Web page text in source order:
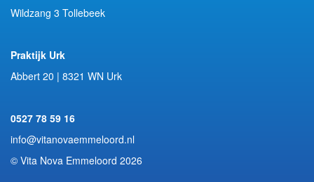
Wildzang 3 Tollebeek
Praktijk Urk
Abbert 20 | 8321 WN Urk
0527 78 59 16
info@vitanovaemmeloord.nl
© Vita Nova Emmeloord 2026